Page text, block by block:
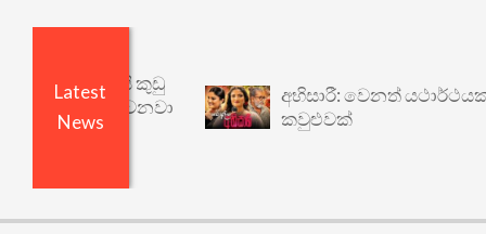
Latest
News
ඇතුළෙයි කුඩු
වෙනවා
අභිසාරී: වෙනත් යථාර්ථයකට
කවුළුවක්